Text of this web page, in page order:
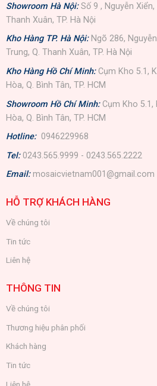
Showroom Hà Nội: Số 9 , Nguyễn Xiển,
Thanh Xuân, TP. Hà Nội
Kho Hàng TP. Hà Nội: Ngõ 286,
Trung, Q. Thanh Xuân, TP. Hà Nội
Kho Hàng Hồ Chí Minh: Cụm Kho 5.1,
Hòa, Q. Bình Tân, TP. HCM
Showroom Hồ Chí Minh: Cụm Kho 5.1,
Hòa, Q. Bình Tân, TP. HCM
Hotline: 0946229968
Tel: 0243.565.9999 - 0243.565.2222
Email: mosaicvietnam001@gmail.com
HỖ TRỢ KHÁCH HÀNG
Về chúng tôi
Tin tức
Liên hệ
THÔNG TIN
Về chúng tôi
Thương hiệu phân phối
Khách hàng
Tin tức
Liên hệ